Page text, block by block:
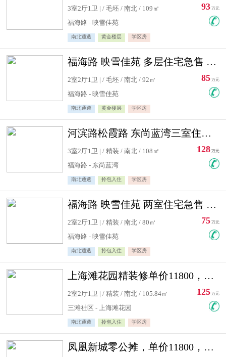
3室2厅1卫 | / 毛坯 / 南北 / 109㎡
福海路 - 映雪佳苑
南北通透 黄金楼层 学区房
93 万元
福海路 映雪佳苑 多层住宅急售 可公积金贷款
2室2厅1卫 | / 毛坯 / 南北 / 92㎡
福海路 - 映雪佳苑
南北通透 黄金楼层 学区房
85 万元
河滨路松霞路 东尚蓝湾三室住宅急售
3室2厅1卫 | / 精装 / 南北 / 108㎡
福海路 - 东尚蓝湾
南北通透 拎包入住 学区房
128 万元
福海路 映雪佳苑 两室住宅急售 可公积金贷款
2室2厅1卫 | / 精装 / 南北 / 80㎡
福海路 - 映雪佳苑
南北通透 拎包入住 学区房
75 万元
上海滩花园精装修单价11800，价格最低的两居室，无敌视野
2室2厅1卫 | / 精装 / 南北 / 105.84㎡
三滩社区 - 上海滩花园
南北通透 拎包入住 学区房
125 万元
凤凰新城零公摊，单价11800，白银楼层，一个车库另算